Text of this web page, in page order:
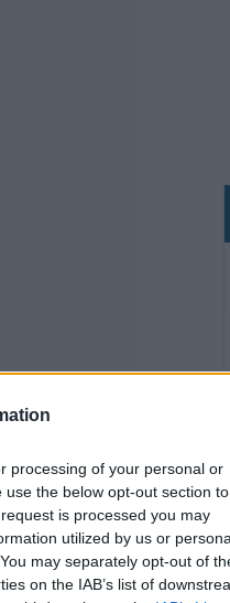
processing of your personal or
the below opt-out section to
is processed you may
utilized by us or
may separately opt-out of
on the IAB’s list of